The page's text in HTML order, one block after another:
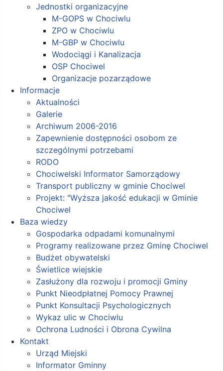
Jednostki organizacyjne
M-GOPS w Chociwlu
ZPO w Chociwlu
M-GBP w Chociwlu
Wodociągi i Kanalizacja
OSP Chociwel
Organizacje pozarządowe
Informacje
Aktualności
Galerie
Archiwum 2006-2016
Zapewnienie dostępności osobom ze
szczególnymi potrzebami
RODO
Chociwelski Informator Samorządowy
Transport publiczny w gminie Chociwel
Projekt: "Wyższa jakość edukacji w Gminie
Chociwel
Baza wiedzy
Gospodarka odpadami komunalnymi
Programy realizowane przez Gminę Chociwel
Budżet obywatelski
Świetlice wiejskie
Zasłużony dla rozwoju i promocji Gminy
Punkt Nieodpłatnej Pomocy Prawnej
Punkt Konsultacji Psychologicznych
Wykaz ulic w Chociwlu
Ochrona Ludności i Obrona Cywilna
Kontakt
Urząd Miejski
Informator Gminny